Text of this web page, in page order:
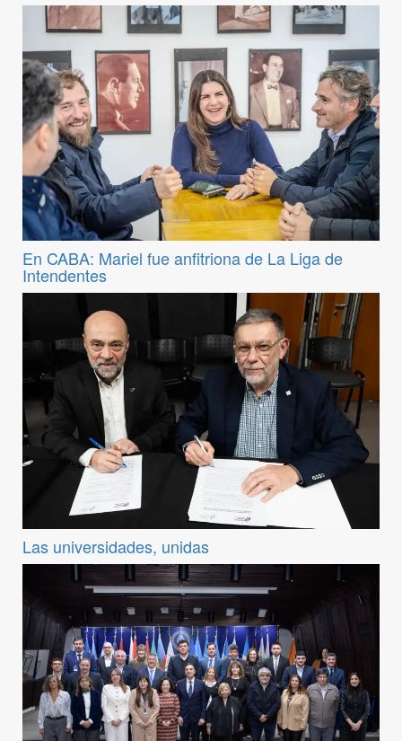
En CABA: Mariel fue anfitriona de La Liga de
Intendentes
Las universidades, unidas